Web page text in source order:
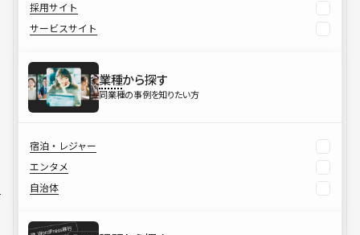
採用サイト
サービスサイト
業種から探す
同業種の事例を知りたい方
宿泊・レジャー
エンタメ
自治体